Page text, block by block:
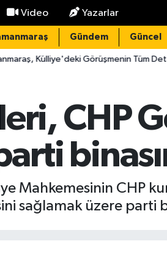
Video Yazarlar
Gündem Güncel
Görüşmenin Tüm Detaylarını
CHP
Mahkemesinin CHP
sağlamak üzere parti